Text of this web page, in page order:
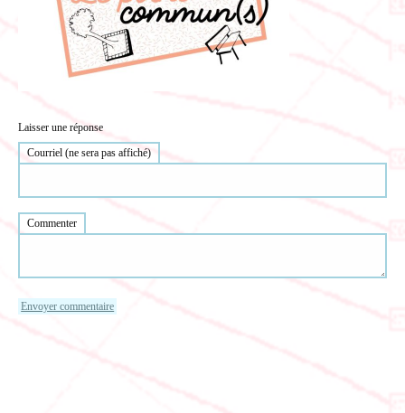
Laisser une réponse
Courriel (ne sera pas affiché)
Commenter